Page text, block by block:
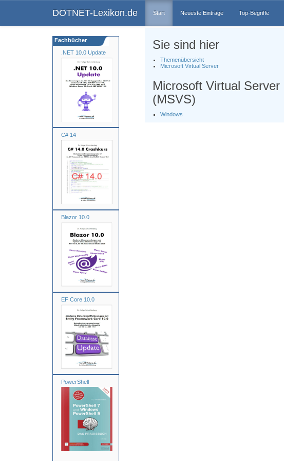
DOTNET-Lexikon.de Start Neueste Einträge Top-Begriffe
.NET 10.0 Update
C# 14
Blazor 10.0
EF Core 10.0
PowerShell
Fachbücher Sie sind hier
Themenübersicht
Microsoft Virtual Server
Microsoft Virtual Server
(MSVS)
Windows